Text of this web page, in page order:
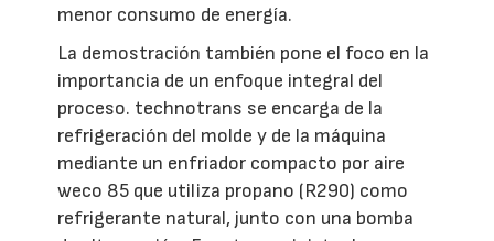
menor consumo de energía.
La demostración también pone el foco en la
importancia de un enfoque integral del
proceso. technotrans se encarga de la
refrigeración del molde y de la máquina
mediante un enfriador compacto por aire
weco 85 que utiliza propano (R290) como
refrigerante natural, junto con una bomba